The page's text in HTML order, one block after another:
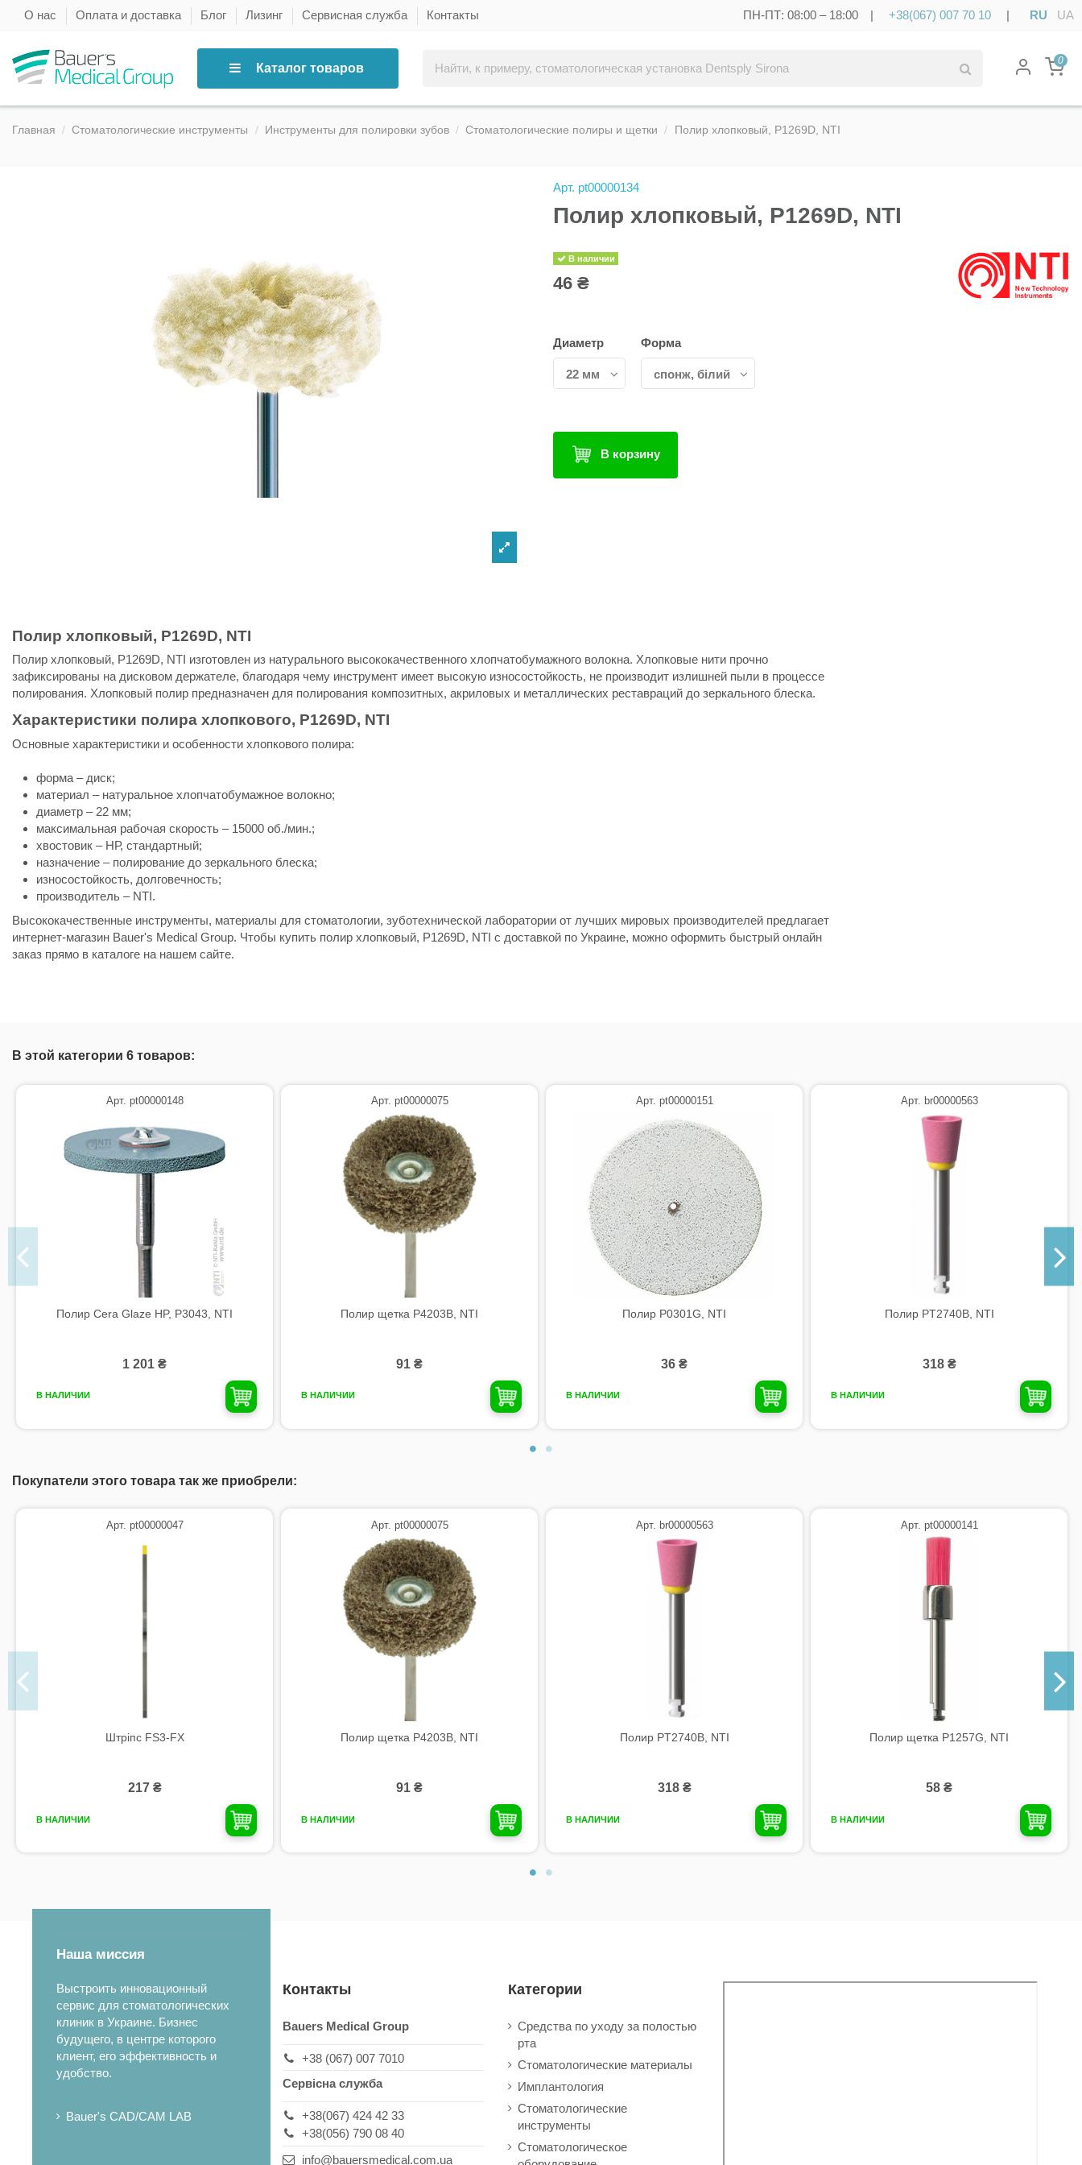
О нас Оплата и доставка Блог Лизинг Сервисная служба Контакты ПН-ПТ: 08:00 – 18:00 | +38(067) 007 70 10 | RU UA
Каталог товаров
0
Главная Стоматологические инструменты Инструменты для полировки зубов Стоматологические полиры и щетки Полир хлопковый, P1269D, NTI
Арт. pt00000134
Полир хлопковый, P1269D, NTI
В наличии
46 ₴
Диаметр Форма
В корзину
Полир хлопковый, P1269D, NTI
Полир хлопковый, P1269D, NTI изготовлен из натурального высококачественного хлопчатобумажного волокна. Хлопковые нити прочно
зафиксированы на дисковом держателе, благодаря чему инструмент имеет высокую износостойкость, не производит излишней пыли в процессе
полирования. Хлопковый полир предназначен для полирования композитных, акриловых и металлических реставраций до зеркального блеска.
Характеристики полира хлопкового, P1269D, NTI
Основные характеристики и особенности хлопкового полира:
форма – диск;
материал – натуральное хлопчатобумажное волокно;
диаметр – 22 мм;
максимальная рабочая скорость – 15000 об./мин.;
хвостовик – НР, стандартный;
назначение – полирование до зеркального блеска;
износостойкость, долговечность;
производитель – NTI.
Высококачественные инструменты, материалы для стоматологии, зуботехнической лаборатории от лучших мировых производителей предлагает
интернет-магазин Bauer's Medical Group. Чтобы купить полир хлопковый, P1269D, NTI с доставкой по Украине, можно оформить быстрый онлайн
заказ прямо в каталоге на нашем сайте.
В этой категории 6 товаров:
Арт. pt00000148
Полир Cera Glaze HP, P3043, NTI
1 201 ₴
В НАЛИЧИИ
Арт. pt00000075
Полир щетка P4203B, NTI
91 ₴
В НАЛИЧИИ
Арт. pt00000151
Полир P0301G, NTI
36 ₴
В НАЛИЧИИ
Арт. br00000563
Полир PT2740B, NTI
318 ₴
В НАЛИЧИИ
Покупатели этого товара так же приобрели:
Арт. pt00000047
Штріпс FS3-FX
217 ₴
В НАЛИЧИИ
Арт. pt00000075
Полир щетка P4203B, NTI
91 ₴
В НАЛИЧИИ
Арт. br00000563
Полир PT2740B, NTI
318 ₴
В НАЛИЧИИ
Арт. pt00000141
Полир щетка P1257G, NTI
58 ₴
В НАЛИЧИИ
Наша миссия
Выстроить инновационный
сервис для стоматологических
клиник в Украине. Бизнес
будущего, в центре которого
клиент, его эффективность и
удобство.
Bauer's CAD/CAM LAB
Контакты
Bauers Medical Group
+38 (067) 007 7010
Сервісна служба
+38(067) 424 42 33
+38(056) 790 08 40
info@bauersmedical.com.ua
Категории
Средства по уходу за полостью
рта
Стоматологические материалы
Имплантология
Стоматологические
инструменты
Стоматологическое